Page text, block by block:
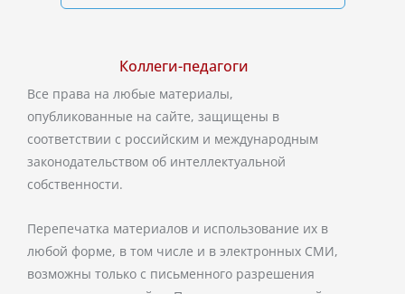
Коллеги-педагоги
Все права на любые материалы,
опубликованные на сайте, защищены в
соответствии с российским и международным
законодательством об интеллектуальной
собственности.
Перепечатка материалов и использование их в
любой форме, в том числе и в электронных СМИ,
возможны только с письменного разрешения